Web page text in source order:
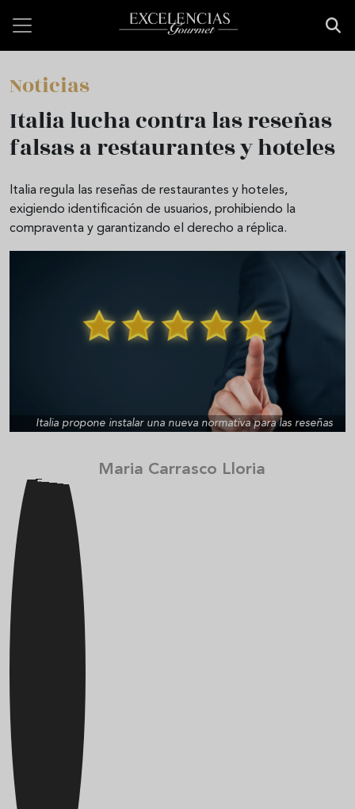
Noticias
Italia lucha contra las reseñas
falsas a restaurantes y hoteles
Italia regula las reseñas de restaurantes y hoteles,
exigiendo identificación de usuarios, prohibiendo la
compraventa y garantizando el derecho a réplica.
Italia propone instalar una nueva normativa para las reseñas
Maria Carrasco Lloria